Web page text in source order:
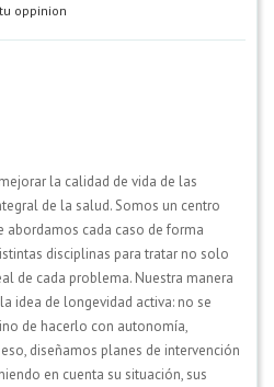
oppinion
la calidad de vida de las
de la salud. Somos un centro
abordamos cada caso de forma
disciplinas para tratar no solo
de cada problema. Nuestra manera
idea de longevidad activa: no se
de hacerlo con autonomía,
diseñamos planes de intervención
en cuenta su situación, sus